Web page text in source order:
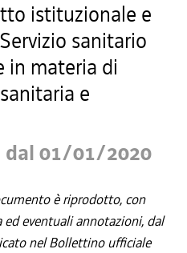
istituzionale e
sanitario
in materia di
e
dal 01/01/2020
è riprodotto, con
ed eventuali annotazioni, dal
nel Bollettino ufficiale